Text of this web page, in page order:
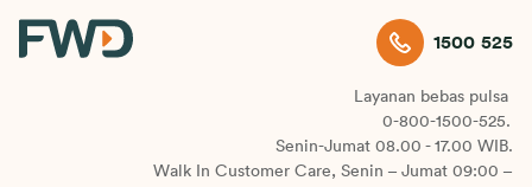
1500 525
Layanan bebas pulsa
0-800-1500-525.
Senin-Jumat 08.00 - 17.00 WIB.
Walk In Customer Care, Senin – Jumat 09:00 –